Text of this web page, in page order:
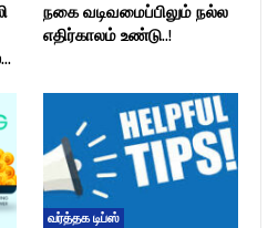
நகை வடிவமைப்பிலும் நல்ல
எதிர்காலம் உண்டு..!
வர்த்தக டிப்ஸ்